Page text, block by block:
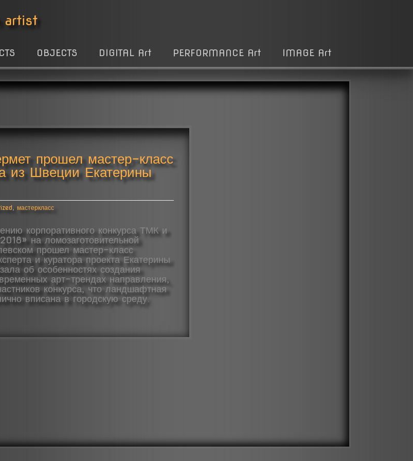
artist
OBJECTS DIGITAL Art PERFORMANCE Art IMAGE Art
прошел мастер-класс
из Швеции Екатерины
,мастеркласс
корпоративного конкурса ТМК и
на ломозаготовительной
прошел мастер-класс
и куратора проекта Екатерины
об особенностях создания
арт-трендах направления,
конкурса, что ландшафтная
вписана в городскую среду.